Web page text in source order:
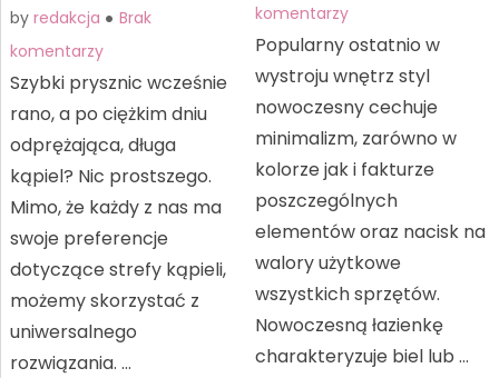
by redakcja
Brak
komentarzy
Szybki prysznic wcześnie
rano, a po ciężkim dniu
odprężająca, długa
kąpiel? Nic prostszego.
Mimo, że każdy z nas ma
swoje preferencje
dotyczące strefy kąpieli,
możemy skorzystać z
uniwersalnego
rozwiązania. …
komentarzy
Popularny ostatnio w
wystroju wnętrz styl
nowoczesny cechuje
minimalizm, zarówno w
kolorze jak i fakturze
poszczególnych
elementów oraz nacisk na
walory użytkowe
wszystkich sprzętów.
Nowoczesną łazienkę
charakteryzuje biel lub …